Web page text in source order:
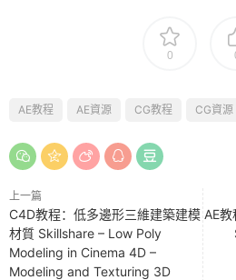
0
AE教程 AE資源 CG教程 CG資源
上一篇
C4D教程：低多邊形三維建築建模
材質 Skillshare – Low Poly
Modeling in Cinema 4D –
Modeling and Texturing 3D
AE